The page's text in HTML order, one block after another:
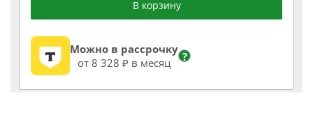
В корзину
Можно в рассрочку
от 8 328 ₽ в месяц
?